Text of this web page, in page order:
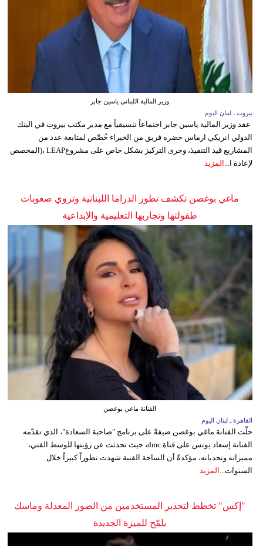
وزير المالية اللبناني ياسين جابر
بيروت ـ لبنان اليوم
عقد وزير المالية ياسين جابر اجتماعاً تنسيقياً مع مدير مكتب بيروت في البنك
الدولي انريكي ارماس حضره فريق من الخبراء خُصِّص لمتابعة عدد من
المشاريع قيد التنفيذ، وجرى التركيز بشكل خاص على مشروعLEAP ،(المخصص
لإعادة ا... المزيد
ماغي بوغصن تكشف تطور الدراما اللبنانية وتروي صعوبات
طفولتها وتجاربها التعليمية والإبداعية
الفنانة ماغي بوغصن
القاهرة ـ لبنان اليوم
حلّت الفنانة ماغي بوغصن ضيفةً على برنامج "صاحبة السعادة"، الذي تقدّمه
الفنانة إسعاد يونس على قناة dmc، حيث تحدثت عن رؤيتها للوسط الفني،
مميزاته وتحدياته، مؤكدةً أن الساحة الفنية شهدت تطوراً كبيراً خلال
السنوات...
المزيد
"إكس" تخطط لتحذير المستخدمين من الصور المعدلة وماسك
يلمّح للميزة الجديدة